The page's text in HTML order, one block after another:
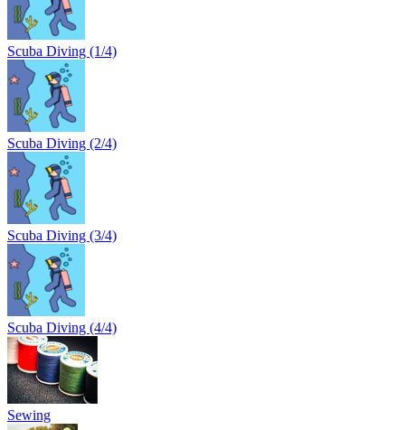
Scuba Diving (1/4)
Scuba Diving (2/4)
Scuba Diving (3/4)
Scuba Diving (4/4)
Sewing